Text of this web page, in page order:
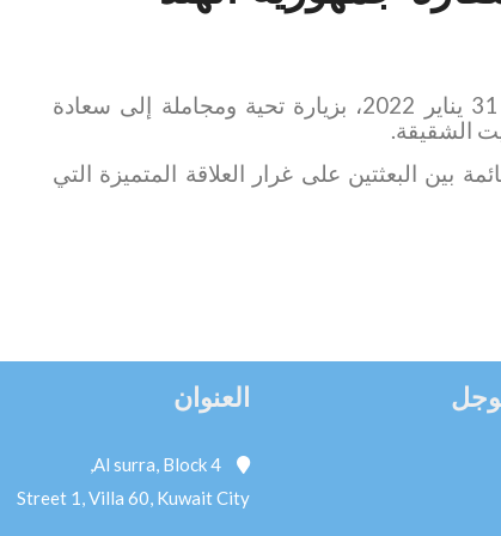
قام سعادة السفير عبدالقادر حسين عمر، يوم الاثنين 31 يناير 2022، بزيارة تحية ومجاملة إلى سعادة
الشقيقة.
بين البعثتين على غرار العلاقة المتميزة التي
العنوان
Street 1, Villa 60, Kuwait City